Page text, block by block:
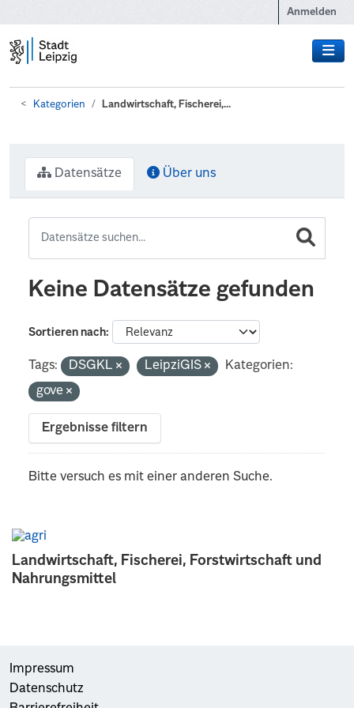
Anmelden
Kategorien Landwirtschaft, Fischerei,...
Landwirtschaft, Fischerei, Forstwirtschaft und
Nahrungsmittel
Datensätze Über uns
Keine Datensätze gefunden
Sortieren nach
Tags: DSGKL LeipziGIS
Kategorien:
gove
Ergebnisse filtern
Bitte versuch es mit einer anderen Suche.
Impressum
Datenschutz